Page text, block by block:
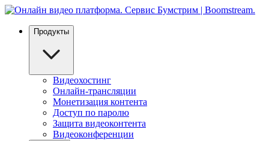
Продукты
Видеохостинг
Онлайн-трансляции
Монетизация контента
Доступ по паролю
Защита видеоконтента
Видеоконференции